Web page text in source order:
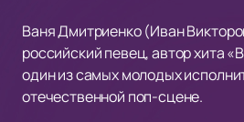
Ваня Дмитриенко (Иван
российский певец, автор хита
один из самых молодых
отечественной поп-сцене.